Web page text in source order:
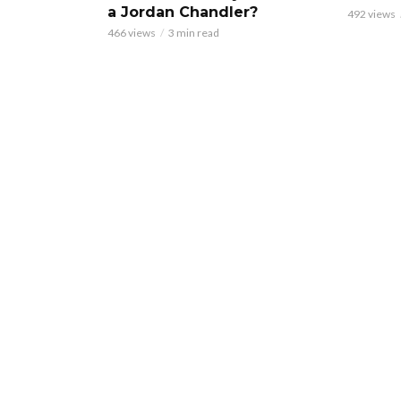
a Jordan Chandler?
466 views 3 min read
492 views